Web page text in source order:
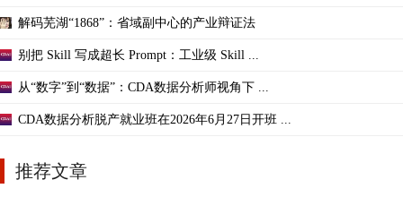
解码芜湖“1868”：省域副中心的产业辩证法
别把 Skill 写成超长 Prompt：工业级 Skill ...
从“数字”到“数据”：CDA数据分析师视角下 ...
CDA数据分析脱产就业班在2026年6月27日开班 ...
推荐文章